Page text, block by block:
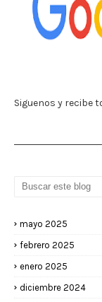
Siguenos y recibe
mayo 2025
febrero 2025
enero 2025
diciembre 2024